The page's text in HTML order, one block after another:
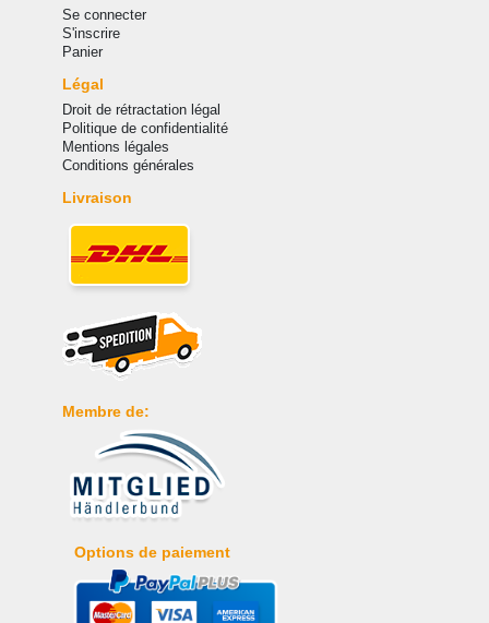
Se connecter
S'inscrire
Panier
Légal
Droit de rétractation légal
Politique de confidentialité
Mentions légales
Conditions générales
Livraison
Membre de:
Options de paiement